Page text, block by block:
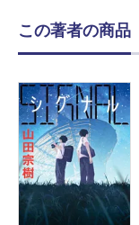
この著者の商品